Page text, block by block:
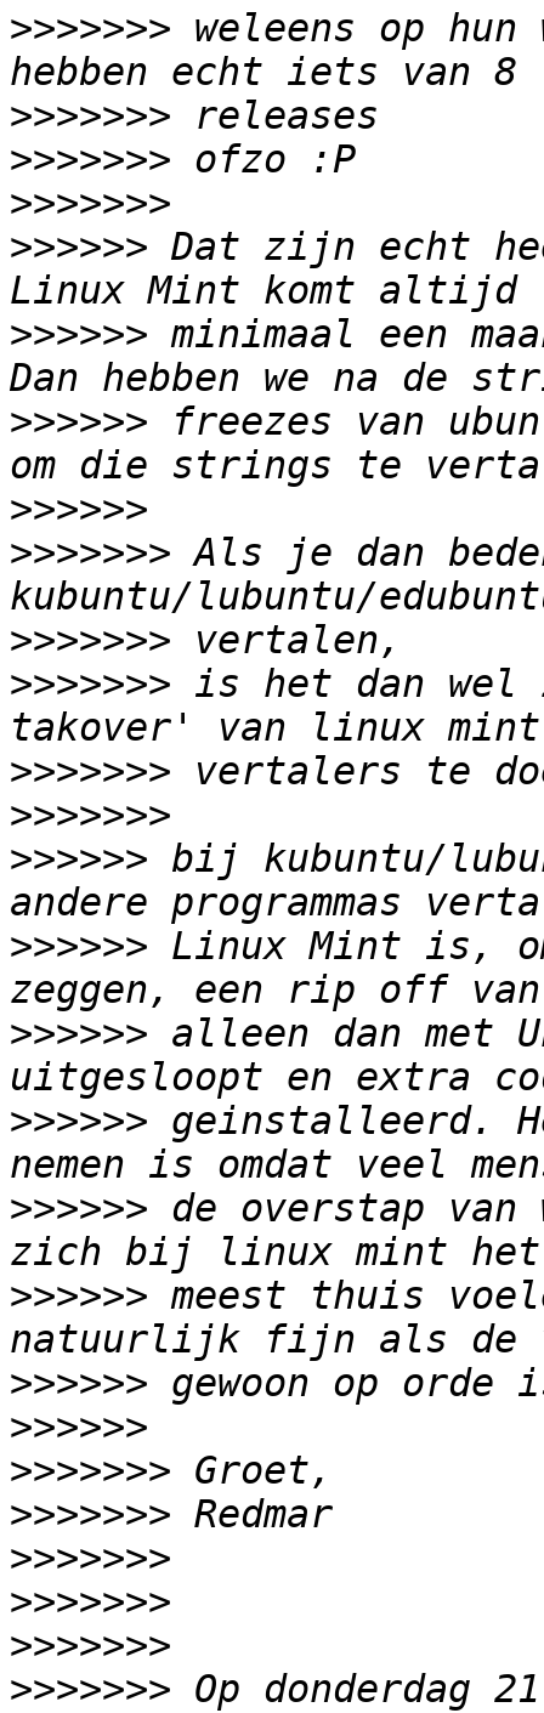
>>>>>>> weleens op hun
>>>>>>>
>>>>>>>
>>>>>>>
>>>>>> Dat zijn echt
>>>>>> minimaal een
>>>>>> freezes van
>>>>>>
>>>>>>> Als je dan
>>>>>>>
>>>>>>> is het dan wel
>>>>>>>
>>>>>>>
>>>>>> bij kubuntu/
>>>>>> Linux Mint is,
>>>>>> alleen dan met
>>>>>> geinstalleerd.
>>>>>> de overstap van
>>>>>> meest thuis
>>>>>>
>>>>>>
>>>>>>>
>>>>>>>
>>>>>>>
>>>>>>>
>>>>>>>
>>>>>>> Op donderdag